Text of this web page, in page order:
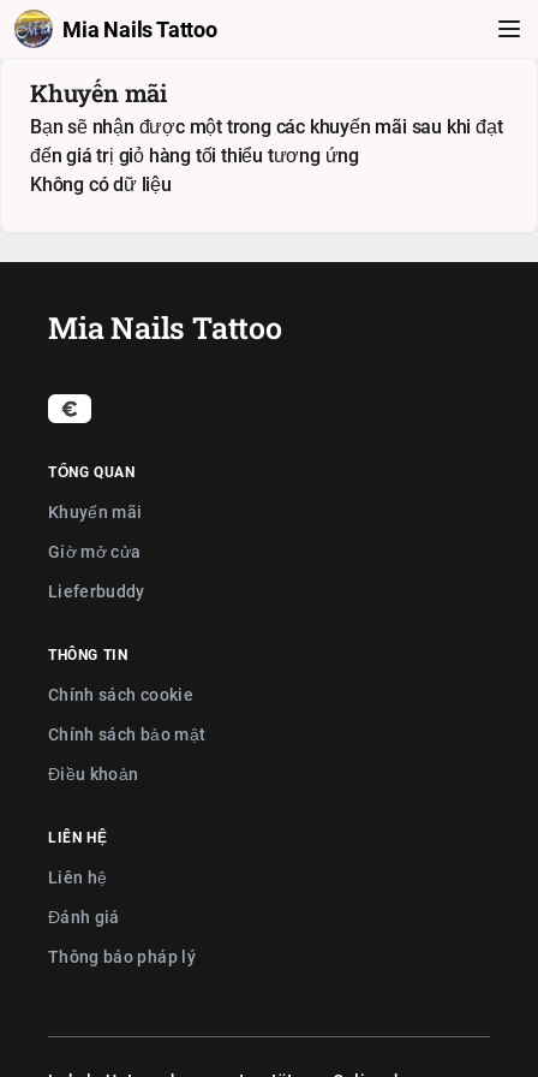
Mia Nails Tattoo
Khuyến mãi
Bạn sẽ nhận được một trong các khuyến mãi sau khi đạt
đến giá trị giỏ hàng tối thiểu tương ứng
Không có dữ liệu
Mia Nails Tattoo
TỔNG QUAN
Khuyến mãi
Giờ mở cửa
Lieferbuddy
THÔNG TIN
Chính sách cookie
Chính sách bảo mật
Điều khoản
LIÊN HỆ
Liên hệ
Đánh giá
Thông báo pháp lý